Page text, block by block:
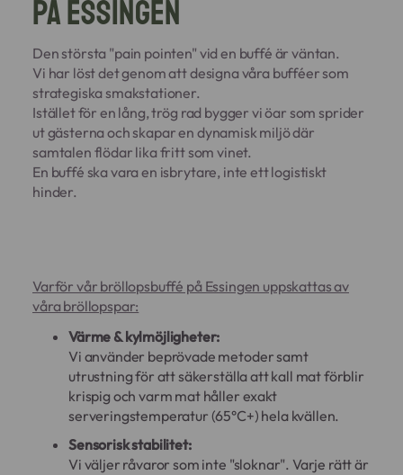
på Essingen
Den största "pain pointen" vid en buffé är väntan.
Vi har löst det genom att designa våra bufféer som
strategiska smakstationer.
Istället för en lång, trög rad bygger vi öar som sprider
ut gästerna och skapar en dynamisk miljö där
samtalen flödar lika fritt som vinet.
En buffé ska vara en isbrytare, inte ett logistiskt
hinder.
Varför vår bröllopsbuffé på Essingen uppskattas av
våra bröllopspar:
Värme & kylmöjligheter:
Vi använder beprövade metoder samt
utrustning för att säkerställa att kall mat förblir
krispig och varm mat håller exakt
serveringstemperatur (65°C+) hela kvällen.
Sensorisk stabilitet:
Vi väljer råvaror som inte "sloknar". Varje rätt är